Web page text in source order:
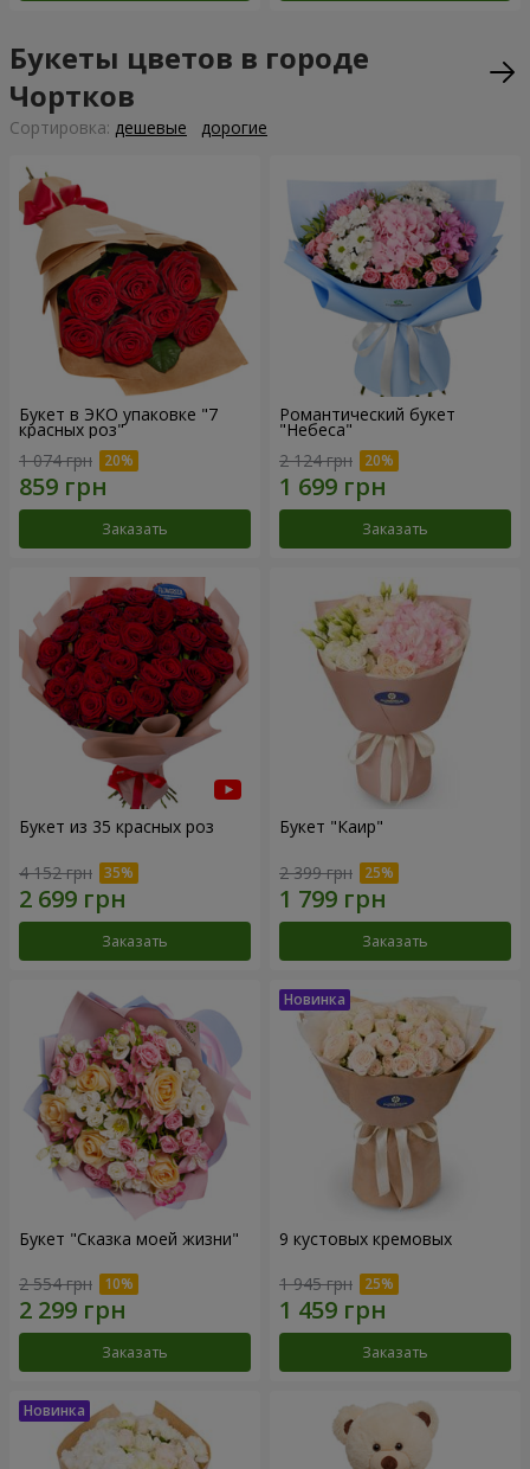
Букеты цветов в городе
Чортков
Cортировка: дешевые дорогие
Букет в ЭКО упаковке "7
красных роз"
1 074 грн
Заказать
Романтический букет
"Небеса"
2 124 грн
Заказать
Букет из 35 красных роз
4 152 грн
Заказать
Букет "Каир"
2 399 грн
Заказать
Букет "Сказка моей жизни"
2 554 грн
Заказать
9 кустовых кремовых
1 945 грн
Заказать